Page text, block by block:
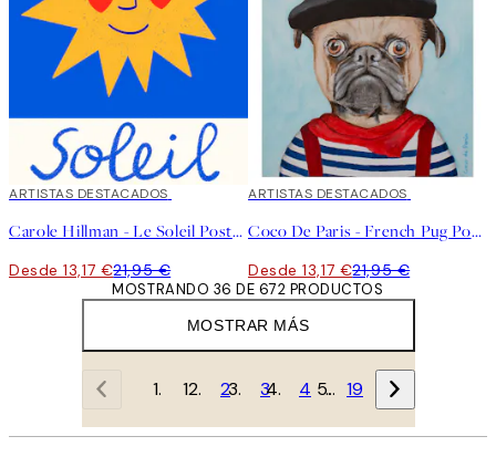
40%*
ARTISTAS DESTACADOS
Carole Hillman - Le Soleil Poster
Desde 13,17 €21,95 €
40%*
ARTISTAS DESTACADOS
Coco De Paris - French Pug Poster
Desde 13,17 €21,95 €
MOSTRAR MÁS
MOSTRANDO 36 DE 672 PRODUCTOS
1 2 3 4 … 19